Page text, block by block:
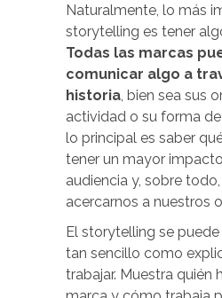
Naturalmente, lo más
storytelling es tener
Todas las marcas
comunicar algo a
historia, bien sea sus
actividad o su forma de
lo principal es saber
tener un mayor
audiencia y, sobre
acercarnos a nuestros
El storytelling se
tan sencillo como
trabajar. Muestra quién